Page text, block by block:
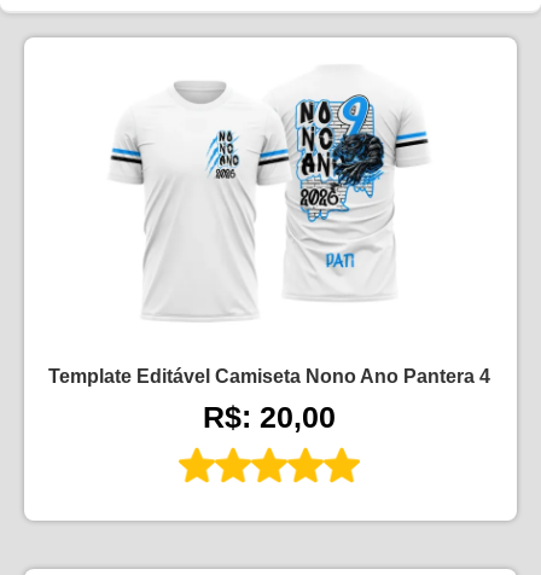
Template Editável Camiseta Nono Ano Pantera 4
R$: 20,00